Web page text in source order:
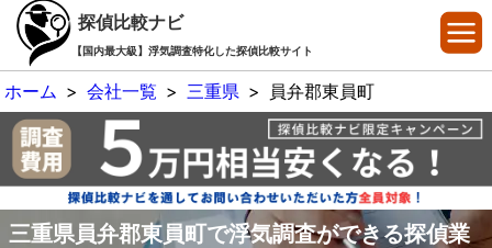
探偵比較ナビ
【国内最大級】浮気調査特化した探偵比較サイト
ホーム > 会社一覧 > 三重県 > 員弁郡東員町
三重県員弁郡東員町で浮気調査ができる探偵業